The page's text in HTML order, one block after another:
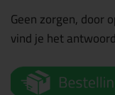
Geen zorgen, door
vind je het